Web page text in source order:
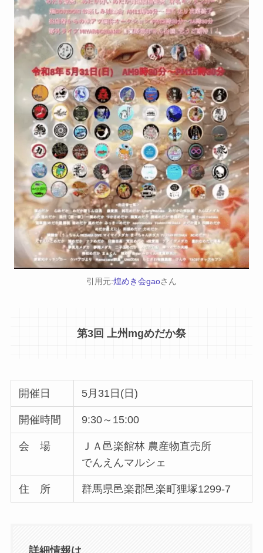
引用元:煌めき会gaoさん
第3回 上州mgめだか祭
開催日 5月31日(日)
開催時間 9:30～15:00
会 場
ＪＡ邑楽館林 農産物直売所
でんえんマルシェ
住 所 群馬県邑楽郡邑楽町狸塚1299-7